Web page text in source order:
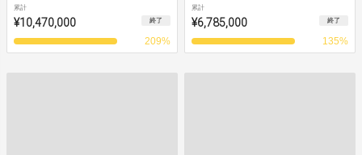
累計
¥10,470,000 終了
209%
累計
¥6,785,000 終了
135%